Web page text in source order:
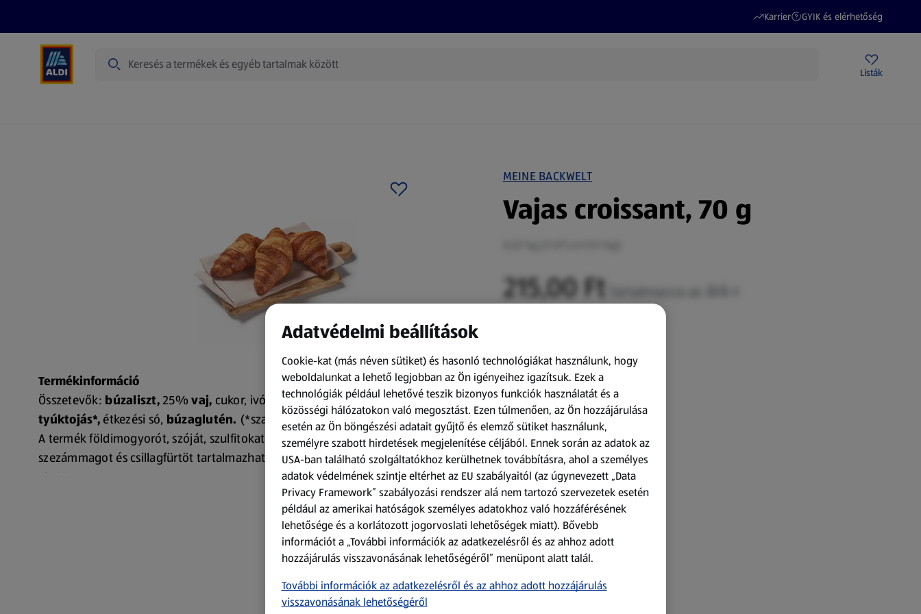
Karrier
(új oldalon nyílik meg)
GYIK és elérhetőség
(új oldalon nyílik meg)
Listák
MEINE BACKWELT
Vajas croissant, 70 g
215,00 Ft Tartalmazza az ÁFÁ-t
Termékinformáció
Összetevők: búzaliszt,25%vaj, cukor, ivóvíz, élesztő, teljestejpor,
tyúktojás*,étkezési só, búzaglutén. (*szabad tartásban termelt tojás)
A termék földimogyorót, szóját, szulfitokat, mustárt, zellert, dióféléket,
szezámmagot és csillagfürtöt tartalmazhat. Allergén: 1, 3, 7. Cikkszám:
Adatvédelmi beállítások
Cookie-kat (más néven sütiket) és hasonló technológiákat használunk, hogy
weboldalunkat a lehető legjobban az Ön igényeihez igazítsuk. Ezek a
technológiák például lehetővé teszik bizonyos funkciók használatát és a
közösségi hálózatokon való megosztást. Ezen túlmenően, az Ön hozzájárulása
esetén az Ön böngészési adatait gyűjtő és elemző sütiket használunk,
személyre szabott hirdetések megjelenítése céljából. Ennek során az adatok az
USA-ban található szolgáltatókhoz kerülhetnek továbbításra, ahol a személyes
adatok védelmének szintje eltérhet az EU szabályaitól (az úgynevezett „Data
Privacy Framework” szabályozási rendszer alá nem tartozó szervezetek esetén
például az amerikai hatóságok személyes adatokhoz való hozzáférésének
lehetősége és a korlátozott jogorvoslati lehetőségek miatt). Bővebb
információt a „További információk az adatkezelésről és az ahhoz adott
hozzájárulás visszavonásának lehetőségéről” menüpont alatt talál.
További információk az adatkezelésről és az ahhoz adott hozzájárulás
visszavonásának lehetőségéről